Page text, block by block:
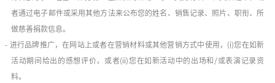
者通过电子邮件或采用其他方法来公布您的姓名、销售记录、照片、职衔、所
做慈善捐款信息。
- 进行品牌推广，在网站上或者在营销材料或其他营销方式中使用， (i)您在如新
活动期间给出的感想评价，或者(ii)您在如新活动中的出场和 /或表演记录资
料。